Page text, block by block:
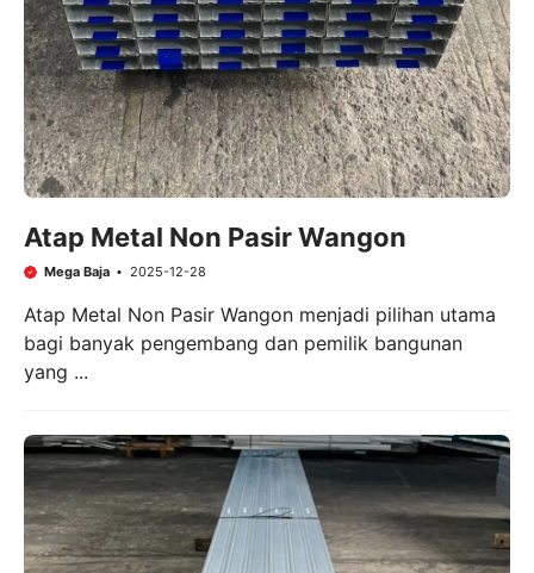
Atap Metal Non Pasir Wangon
Mega Baja 2025-12-28
Atap Metal Non Pasir Wangon menjadi pilihan utama
bagi banyak pengembang dan pemilik bangunan
yang ...